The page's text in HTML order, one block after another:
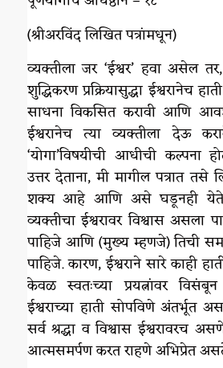
(श्रीअरविंद लिखित पत्रांमधून)
व्यक्तीला जर ‘ईश्वर’ हवा असेल
शुद्धिकरण प्रक्रियासुद्धा ईश्वरानेच
साधना विकसित करावी आणि
ईश्वरानेच त्या व्यक्तीला देऊ
‘योगा‌’विषयीची आधीची कल्पना
उत्तर देताना, मी मागील पत्रात
शक्य आहे आणि असे घडूनही येते.
व्यक्तीचा ईश्वरावर विश्वास असला
पाहिजे आणि (मुख्य म्हणजे) तिची
पाहिजे. कारण, ईश्वराने सारे काही
केवळ स्वतःच्या प्रयत्नांवर
ईश्वराच्या हाती सोपविणे अंतर्भूत
सर्व श्रद्धा व विश्वास ईश्वरावरच
आत्मसमर्पण करत राहणे अभिप्रेत